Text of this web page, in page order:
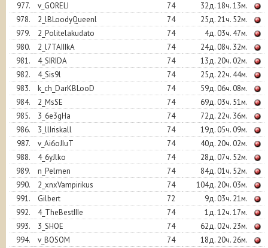
977.
v_GORELI 74
32д. 18ч. 13м.
978.
2_lBLoodyQueenl 74
25д. 21ч. 52м.
979.
2_Politelakudato 74
4д. 03ч. 47м.
980.
2_l7TAIIIkA 74
24д. 08ч. 32м.
981.
4_SIRIDA 74
13д. 20ч. 02м.
982.
4_Sis9l 74
25д. 22ч. 44м.
983.
k_ch_DarKBLooD 74
59д. 06ч. 08м.
984.
2_MsSE 74
69д. 03ч. 51м.
985.
3_6e3gHa 74
72д. 22ч. 36м.
986.
3_llIriskall 74
19д. 05ч. 09м.
987.
v_Ai6oJIuT 74
40д. 20ч. 02м.
988.
4_6yJlko 74
28д. 07ч. 52м.
989.
n_Pelmen 74
84д. 01ч. 52м.
990.
2_xnxVampirikus 74
104д. 20ч. 03м.
991.
Gilbert 72
9д. 03ч. 21м.
992.
4_TheBestIIIe 74
1д. 12ч. 17м.
993.
3_SHOE 74
62д. 02ч. 23м.
994.
v_BOSOM 74
18д. 20ч. 26м.